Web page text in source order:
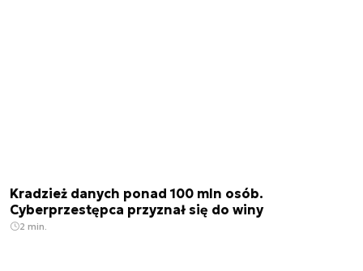
Kradzież danych ponad 100 mln osób.
Cyberprzestępca przyznał się do winy
2 min.